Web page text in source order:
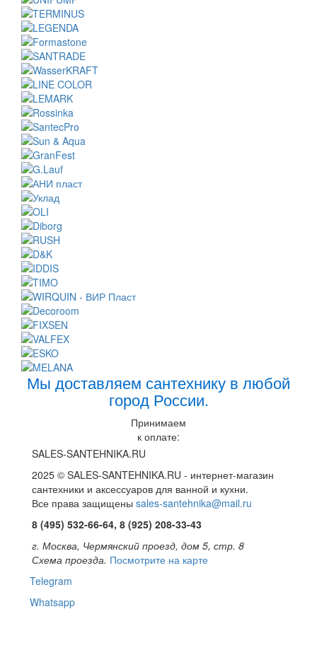
Мы доставляем сантехнику в любой
город России.
Принимаем
к оплате:
SALES-SANTEHNIKA.RU
2025 © SALES-SANTEHNIKA.RU - интернет-магазин
сантехники и аксессуаров для ванной и кухни.
Все права защищены sales-santehnika@mail.ru
8 (495) 532-66-64, 8 (925) 208-33-43
г. Москва, Чермянский проезд, дом 5, стр. 8
Схема проезда. Посмотрите на карте
Telegram
Whatsapp